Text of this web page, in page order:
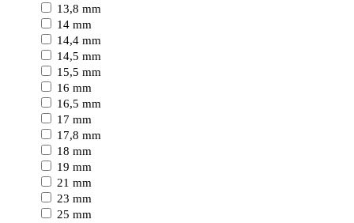
13,8 mm
14 mm
14,4 mm
14,5 mm
15,5 mm
16 mm
16,5 mm
17 mm
17,8 mm
18 mm
19 mm
21 mm
23 mm
25 mm